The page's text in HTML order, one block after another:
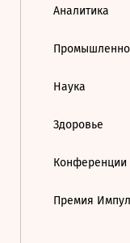
Аналитика
Наука
Здоровье
Конференции
Премия